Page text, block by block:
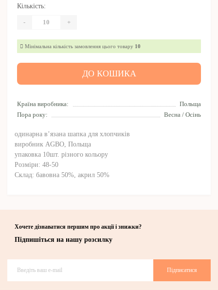
Країна виробника:
Польща
Пора року:
Весна / Осінь
одинарна в’язана шапка для хлопчиків
виробник AGBO, Польща
упаковка 10шт. різного кольору
Розміри: 48-50
Склад: бавовна 50%, акрил 50%
Кількість:
- +
Мінімальна кількість замовлення цього товару 10
ДО КОШИКА
Хочете дізнаватися першим про акції і знижки?
Підпишіться на нашу розсилку
Підписатися